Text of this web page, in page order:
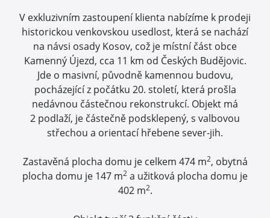
V exkluzivním zastoupení klienta nabízíme k prodeji
historickou venkovskou usedlost, která se nachází
na návsi osady Kosov, což je místní část obce
Kamenný Újezd, cca 11 km od Českých Budějovic.
Jde o masivní, původně kamennou budovu,
pocházející z počátku 20. století, která prošla
nedávnou částečnou rekonstrukcí. Objekt má
2 podlaží, je částečně podsklepený, s valbovou
střechou a orientací hřebene sever-jih.
Zastavěná plocha domu je celkem 474 m2, obytná
plocha domu je 147 m2 a užitková plocha domu je
402 m2.